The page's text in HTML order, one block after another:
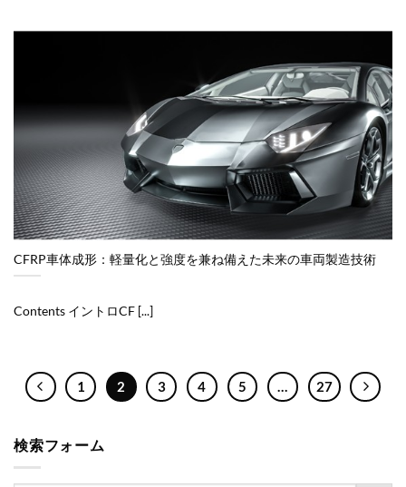
CFRP車体成形：軽量化と強度を兼ね備えた未来の車両製造技術
Contents イントロCF [...]
1 2 3 4 5 27
検索フォーム